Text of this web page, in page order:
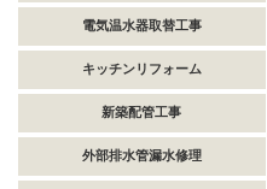
電気温水器取替工事
キッチンリフォーム
新築配管工事
外部排水管漏水修理